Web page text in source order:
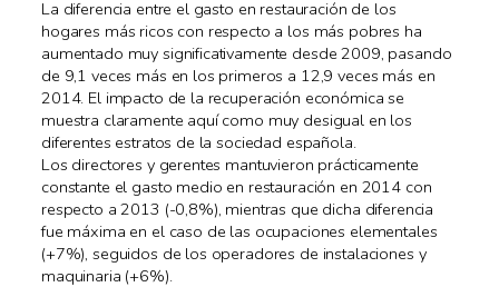
La diferencia entre el gasto en restauración de los
hogares más ricos con respecto a los más pobres ha
aumentado muy significativamente desde 2009, pasando
de 9,1 veces más en los primeros a 12,9 veces más en
2014. El impacto de la recuperación económica se
muestra claramente aquí como muy desigual en los
diferentes estratos de la sociedad española.
Los directores y gerentes mantuvieron prácticamente
constante el gasto medio en restauración en 2014 con
respecto a 2013 (-0,8%), mientras que dicha diferencia
fue máxima en el caso de las ocupaciones elementales
(+7%), seguidos de los operadores de instalaciones y
maquinaria (+6%).